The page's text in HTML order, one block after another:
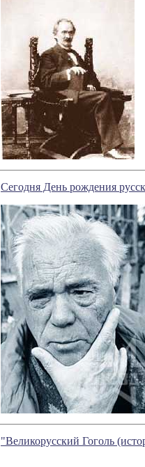
Сегодня День рождения
"Великорусский Гоголь